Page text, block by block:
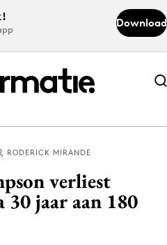
Download
Abonneer nu
Abonneer nu
de app
via de Adformatie
RODERICK MIRANDE
verliest
jaar aan 180